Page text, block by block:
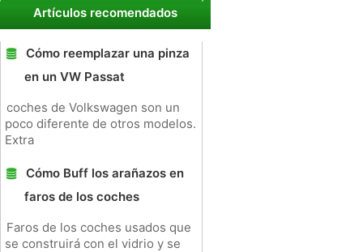
Artículos recomendados
Cómo reemplazar una pinza
en un VW Passat
coches de Volkswagen son un
poco diferente de otros modelos.
Extra
Cómo Buff los arañazos en
faros de los coches
Faros de los coches usados ​​que
se construirá con el vidrio y se